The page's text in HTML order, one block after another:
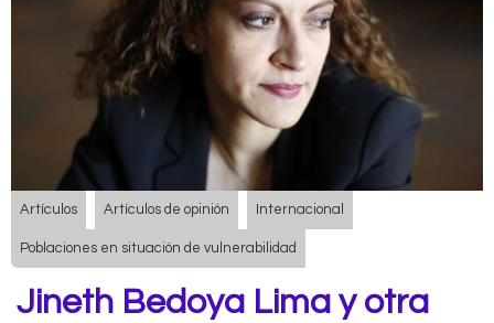
Artículos Artículos de opinión Internacional
Poblaciones en situación de vulnerabilidad
Jineth Bedoya Lima y otra